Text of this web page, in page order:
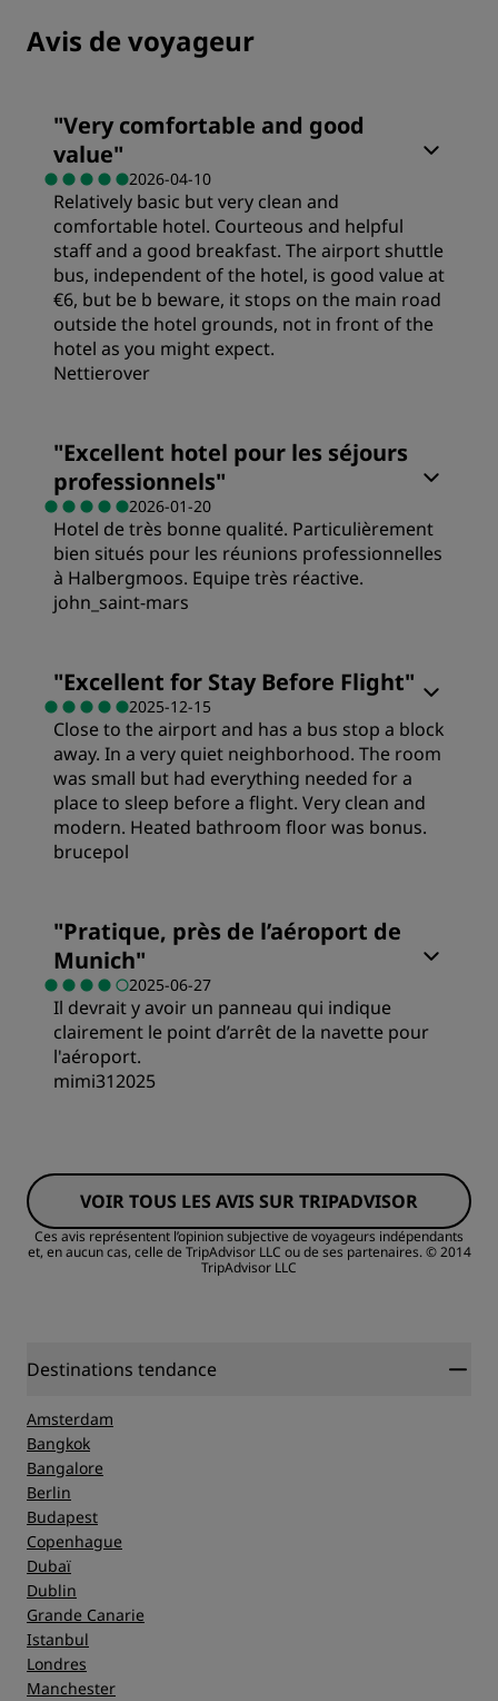
Avis de voyageur
"Very comfortable and good
value"
2026-04-10
Relatively basic but very clean and
comfortable hotel. Courteous and helpful
staff and a good breakfast. The airport shuttle
bus, independent of the hotel, is good value at
€6, but be b beware, it stops on the main road
outside the hotel grounds, not in front of the
hotel as you might expect.
Nettierover
"Excellent hotel pour les séjours
professionnels"
2026-01-20
Hotel de très bonne qualité. Particulièrement
bien situés pour les réunions professionnelles
à Halbergmoos. Equipe très réactive.
john_saint-mars
Qualité/prix
Literie
Emplacement
Propreté
Service
"Excellent for Stay Before Flight"
2025-12-15
Close to the airport and has a bus stop a block
away. In a very quiet neighborhood. The room
was small but had everything needed for a
place to sleep before a flight. Very clean and
modern. Heated bathroom floor was bonus.
brucepol
Qualité/prix
Literie
Service
"Pratique, près de l’aéroport de
Munich"
2025-06-27
Il devrait y avoir un panneau qui indique
clairement le point d’arrêt de la navette pour
l'aéroport.
mimi312025
Qualité/prix
Propreté
Service
VOIR TOUS LES AVIS SUR TRIPADVISOR
Ces avis représentent l’opinion subjective de voyageurs indépendants
et, en aucun cas, celle de TripAdvisor LLC ou de ses partenaires. © 2014
TripAdvisor LLC
Destinations tendance
Amsterdam
Bangkok
Bangalore
Berlin
Budapest
Copenhague
Dubaï
Dublin
Grande Canarie
Istanbul
Londres
Manchester